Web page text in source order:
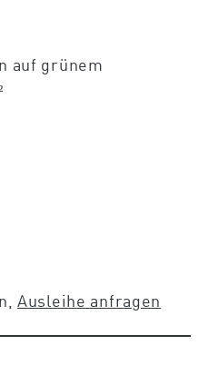
auf grünem
Ausleihe anfragen